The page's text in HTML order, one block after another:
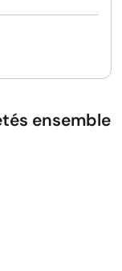
ensemble